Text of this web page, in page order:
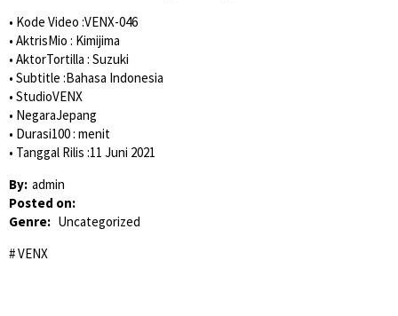
• Kode Video :VENX-046
• AktrisMio : Kimijima
• AktorTortilla : Suzuki
• Subtitle :Bahasa Indonesia
• StudioVENX
• NegaraJepang
• Durasi100 : menit
• Tanggal Rilis :11 Juni 2021
By: admin
Posted on:
Genre: Uncategorized
VENX